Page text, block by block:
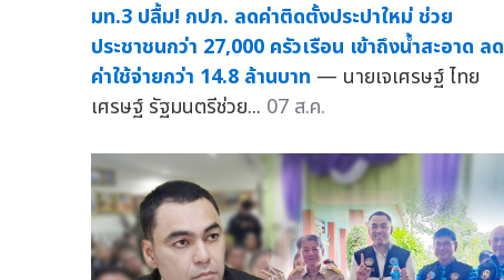
มท.3 ปลื้ม! กปภ. ลดค่าติดตั้งประปาใหม่ ช่วย
ประชาชนกว่า 27,000 ครัวเรือน เข้าถึงน้ำสะอาด ลด
ค่าใช้จ่ายกว่า 14.8 ล้านบาท — นายเจเศรษฐ์ ไทย
เศรษฐ์ รัฐมนตรีช่วย... 07 ส.ค.